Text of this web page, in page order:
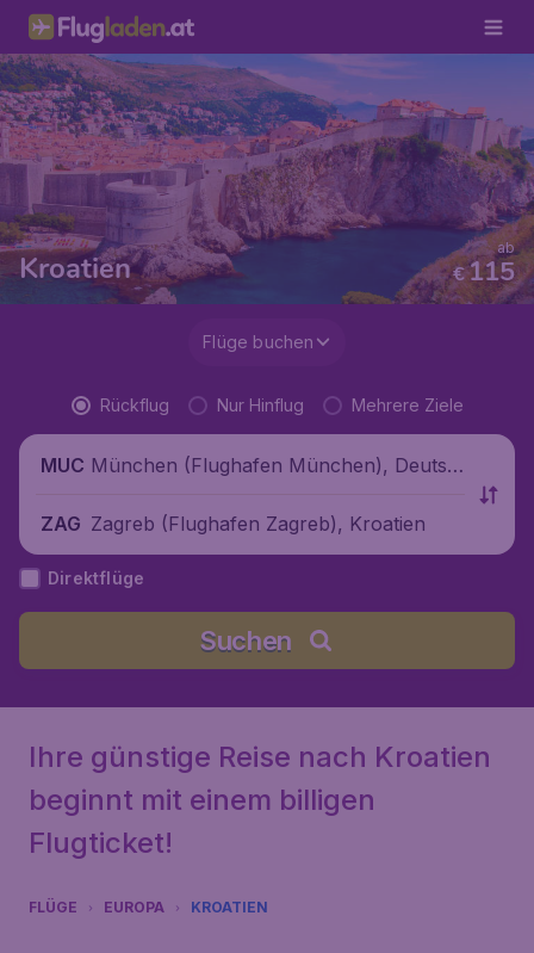
Kroatien €115
ab
Flüge buchen
Rückflug Nur Hinflug Mehrere Ziele
MUC München (Flughafen München), Deutsc
ZAG Zagreb (Flughafen Zagreb), Kroatien
Direktflüge
Suchen
Ihre günstige Reise nach Kroatien
beginnt mit einem billigen
Flugticket!
FLÜGE EUROPA KROATIEN